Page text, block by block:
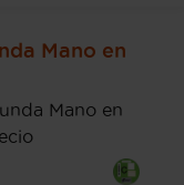
Mano en
Mano en